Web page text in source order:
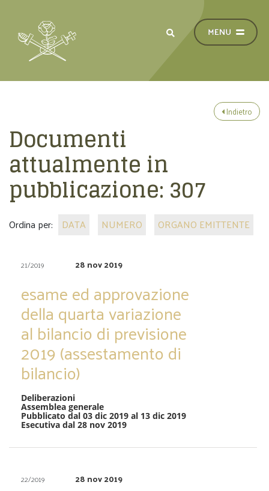
Indietro
Documenti
attualmente in
pubblicazione: 307
Ordina per: DATA NUMERO ORGANO EMITTENTE
21/2019 28 nov 2019
esame ed approvazione
della quarta variazione
al bilancio di previsione
2019 (assestamento di
bilancio)
Deliberazioni
Assemblea generale
Pubblicato dal 03 dic 2019 al 13 dic 2019
Esecutiva dal 28 nov 2019
22/2019 28 nov 2019